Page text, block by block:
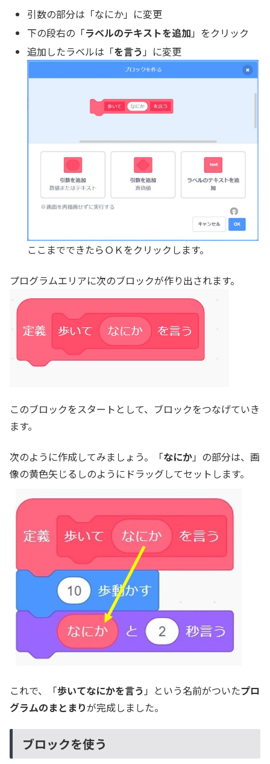
引数の部分は「なにか」に変更
下の段右の「ラベルのテキストを追加 」をクリック
追加したラベルは「を言う 」に変更
ここまでできたらＯＫをクリックします。
プログラムエリアに次のブロックが作り出されます。
このブロックをスタートとして、ブロックをつなげていき
ます。
次のように作成してみましょう。「なにか」の部分は、画
像の黄色矢じるしのようにドラッグしてセットします。
これで、「歩いてなにかを言う 」という名前がついたプロ
グラムのまとまりが完成しました。
ブロックを使う